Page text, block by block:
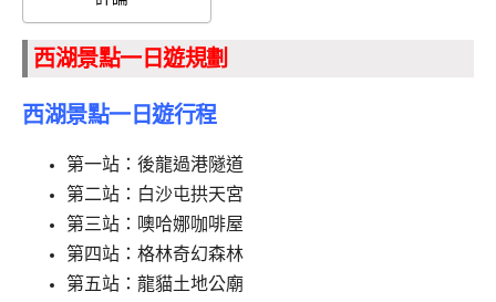
西湖景點一日遊規劃
西湖景點一日遊行程
第一站：後龍過港隧道
第二站：白沙屯拱天宮
第三站：噢哈娜咖啡屋
第四站：格林奇幻森林
第五站：龍貓土地公廟